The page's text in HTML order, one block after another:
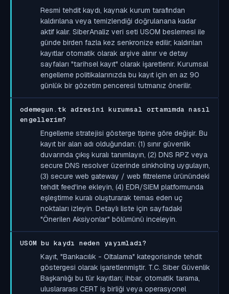
Resmi tehdit kaydı, kaynak kurum tarafından
kaldırılana veya temizlendiği doğrulanana kadar
aktif kalır. SiberAnaliz veri seti USOM beslemesi ile
günde birden fazla kez senkronize edilir; kaldırılan
kayıtlar otomatik olarak arşive alınır ve detay
sayfaları "tarihsel kayıt" olarak işaretlenir. Kurumsal
engelleme politikalarınızda bu kayıt için en az 90
günlük bir gözetim penceresi tutmanız önerilir.
odemegun.tk adresini kurumsal ortamımda nasıl
engellerim?
Engelleme stratejisi gösterge tipine göre değişir. Bu
kayıt bir alan adı olduğundan: (1) sınır güvenlik
duvarında çıkış kuralı tanımlayın, (2) DNS RPZ veya
secure DNS resolver üzerinde sinkholing uygulayın,
(3) secure web gateway / web filtreleme ürünündeki
tehdit feed'ine ekleyin, (4) EDR/SIEM platformunda
eşleştirme kuralı oluşturarak temas eden uç
noktaları izleyin. Detaylı liste için sayfadaki
"Önerilen Aksiyonlar" bölümünü inceleyin.
USOM bu kaydı neden yayımladı?
Kayıt, "Bankacılık - Oltalama" kategorisinde tehdit
göstergesi olarak işaretlenmiştir. T.C. Siber Güvenlik
Başkanlığı bu tür kayıtları; ihbar, otomatik tarama,
uluslararası CERT iş birliği veya operasyonel